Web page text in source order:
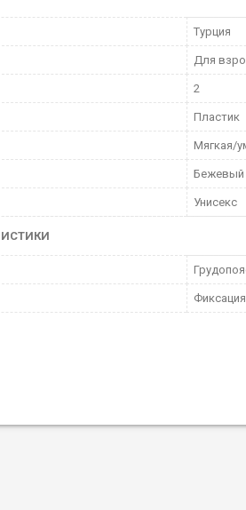
Турция
Для
2
Пластик
Мягкая/
Бежевый
Унисекс